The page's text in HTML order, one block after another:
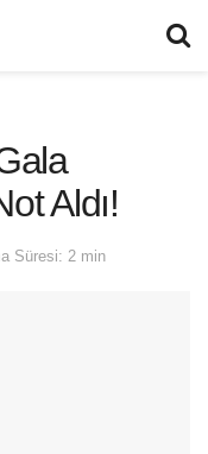
Aldı!
Süresi: 2 min